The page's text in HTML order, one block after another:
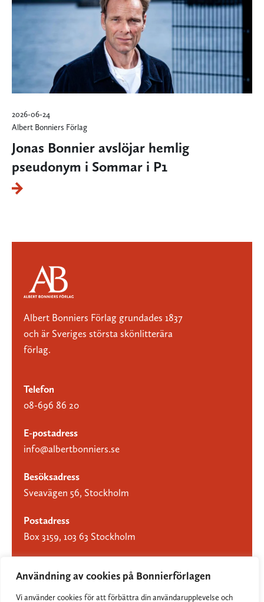
Användning av cookies på Bonnierförlagen
Vi använder cookies för att förbättra din användarupplevelse och
2026-06-24
Albert Bonniers Förlag
Jonas Bonnier avslöjar hemlig
pseudonym i Sommar i P1
Albert Bonniers Förlag grundades 1837
och är Sveriges största skönlitterära
förlag.
Telefon
08-696 86 20
E-postadress
info@albertbonniers.se
Besöksadress
Sveavägen 56, Stockholm
Postadress
Box 3159, 103 63 Stockholm